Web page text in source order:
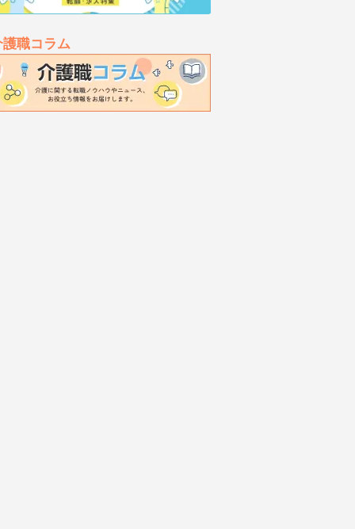
護職コラム